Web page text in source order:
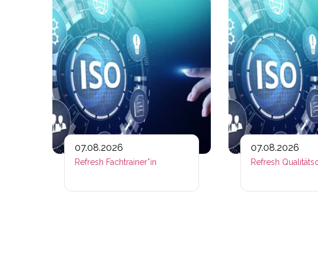
07.08.2026
Refresh Fachtrainer*in
07.08.2026
Refresh